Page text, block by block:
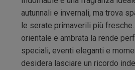
autunnali e invernali, ma trova
le serate primaverili più fresche.
orientale e ambrata la rende
speciali, eventi eleganti e
desidera lasciare un ricordo